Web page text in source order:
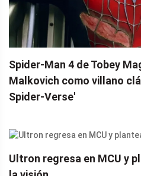
Spider-Man 4 de Tobey
Malkovich como villano
Spider-Verse'
Ultron regresa en MCU y